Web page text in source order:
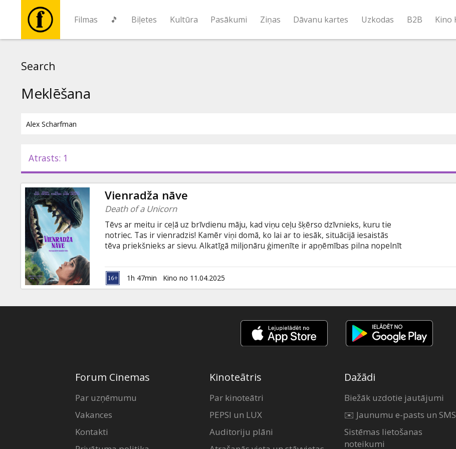
Filmas 🎵 Biļetes Kultūra Pasākumi Ziņas Dāvanu kartes Uzkodas B2B Kino
Pasākumi
Ziņas
Dāvanu
kartes
Uzkodas
B2B
Search
Meklēšana
Atrasts: 1
Vienradža nāve
Death of a Unicorn
Tēvs ar meitu ir ceļā uz brīvdienu māju, kad viņu ceļu šķērso dzīvnieks, kuru tie
notriec. Tas ir vienradzis! Kamēr viņi domā, ko lai ar to iesāk, situācijā iesaistās
tēva priekšnieks ar sievu. Alkatīgā miljonāru ģimenīte ir apņēmības pilna nopelnīt
vienradža ķermenis spēs ārstēt vēzi vai citas slimības? No šī brīža bīstamās spēles
sekas vairs nav prognozējamas. Filma angļu valodā ar subtitriem latviešu un krievu
valodā.
1h 47min Kino no 11.04.2025
Forum Cinemas
Par uzņēmumu
Vakances
Kontakti
Kinoteātris
Par kinoteātri
PEPSI un LUX
Auditoriju plāni
Dažādi
Biežāk uzdotie jautājumi
✉️ Jaunumu e-pasts un SMS
Sistēmas lietošanas
noteikumi